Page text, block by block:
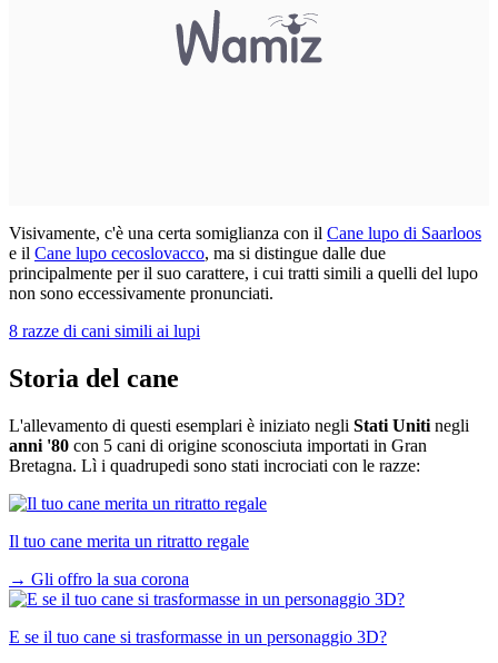
Visivamente, c'è una certa somiglianza con il Cane lupo di Saarloos
e il Cane lupo cecoslovacco, ma si distingue dalle due
principalmente per il suo carattere, i cui tratti simili a quelli del lupo
non sono eccessivamente pronunciati.
8 razze di cani simili ai lupi
Storia del cane
L'allevamento di questi esemplari è iniziato negli Stati Uniti negli
anni '80 con 5 cani di origine sconosciuta importati in Gran
Bretagna. Lì i quadrupedi sono stati incrociati con le razze:
Il tuo cane merita un ritratto regale
→ Gli offro la sua corona
E se il tuo cane si trasformasse in un personaggio 3D?